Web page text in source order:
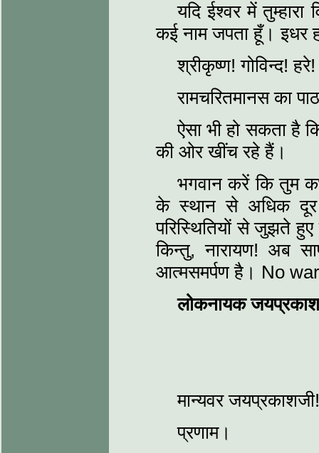
यदि ईश्‍वर में
कई नाम जपता हूँ। इधर
श्रीकृष्‍ण! गोविन्‍द!
रामचरितमानस का
ऐसा भी हो सकता है
की ओर खींच रहे हैं।
भगवान करें कि तुम
के स्‍थान से अधिक दूर
परिस्‍थितियों से जुझते
किन्‍तु, नारायण! अब
आत्‍मसमर्पण है। No
लोकनायक जयप्रकाश
मान्‍यवर जयप्रकाशजी!
प्रणाम।